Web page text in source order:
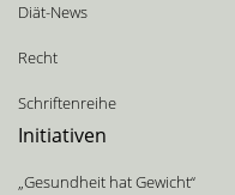
Diät-News
Recht
Schriftenreihe
Initiativen
„Gesundheit hat Gewicht“